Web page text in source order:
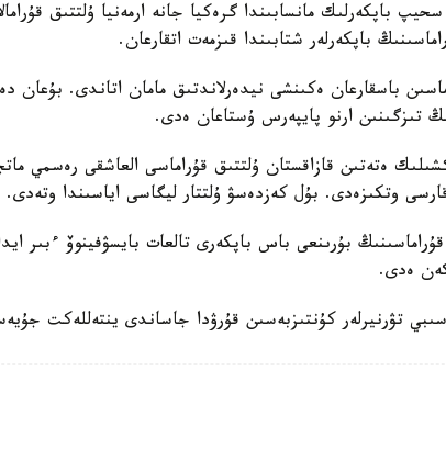
باپكەرلىك مانسابىندا گرەكيا جانە ارمەنيا ۇلتتىق
باپكەرلەر شتابىندا قىزمەت اتقارعان.
تىزگىنىن ارنو پايپەرس ۇستاعان ەدى.
قارسى وتكىزەدى. بۇل كەزدەسۋ ۇلتتار ليگاسى اياسىندا وتەدى.
بۇرىنعى باس باپكەرى تالعات بايسۋفينوۆ ءبىر
ەدى.
تۋرنيرلەر كۇنتىزبەسىن قۇرۋدا جاساندى ينتەللەكت